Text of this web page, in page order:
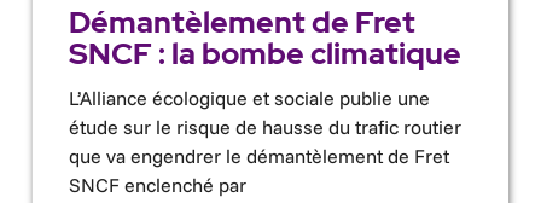
Démantèlement de Fret
SNCF : la bombe climatique
L’Alliance écologique et sociale publie une
étude sur le risque de hausse du trafic routier
que va engendrer le démantèlement de Fret
SNCF enclenché par